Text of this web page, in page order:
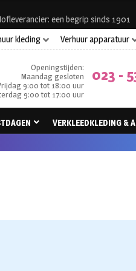
een begrip sinds 1901
kleding Verhuur apparatuur
Openingstijden:
Maandag gesloten
9:00 tot 18:00 uur
9:00 tot 17:00 uur
023 -
VERKLEEDKLEDING &